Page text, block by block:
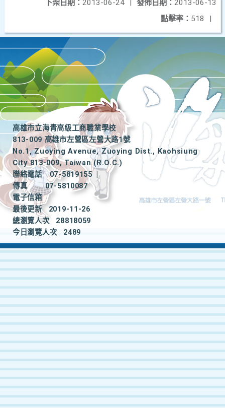
發佈日期： 2013-06-13
下架日期： 2013-06-24
|
點擊率： 518 |
高雄市立海青高級工商職業學校
813-009 高雄市左營區左營大路1號
No.1, Zuoying Avenue, Zuoying Dist., Kaohsiung
City 813-009, Taiwan (R.O.C.)
聯絡電話
07-5819155
|
傳真
07-5810087
電子信箱
最後更新
2019-11-26
總瀏覽人次
28818059
今日瀏覽人次
2489